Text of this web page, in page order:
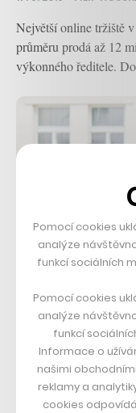
Největší online tržiště
průměru prodá až 12
výkonného ředitele.
Liftago
investiční
do rukou
JIŘÍ SVOBODA
Pomocí cookies
analýze
funkcí sociálních
Pomocí cookies
analýze
funkcí
Informace o
našimi
reklamy a
cookies